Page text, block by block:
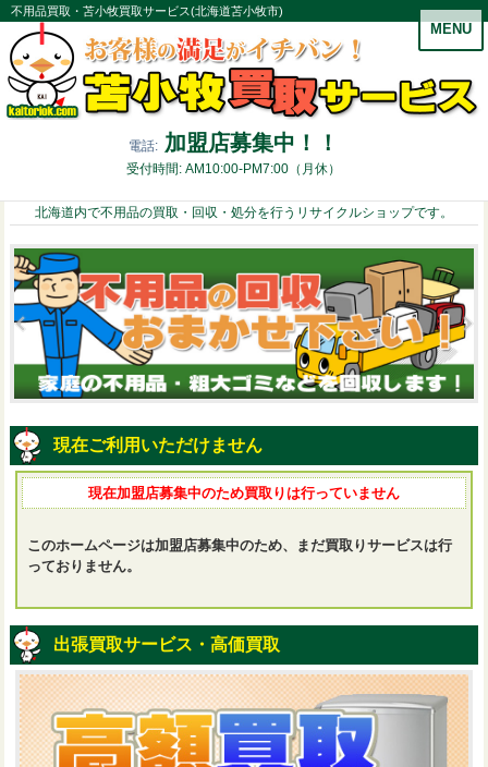
不用品買取・苫小牧買取サービス(北海道苫小牧市)
電話: 加盟店募集中！！
受付時間: AM10:00-PM7:00（月休）
MENU
北海道内で不用品の買取・回収・処分を行うリサイクルショップです。
現在ご利用いただけません
現在加盟店募集中のため買取りは行っていません
このホームページは加盟店募集中のため、まだ買取りサービスは行
っておりません。
出張買取サービス・高価買取